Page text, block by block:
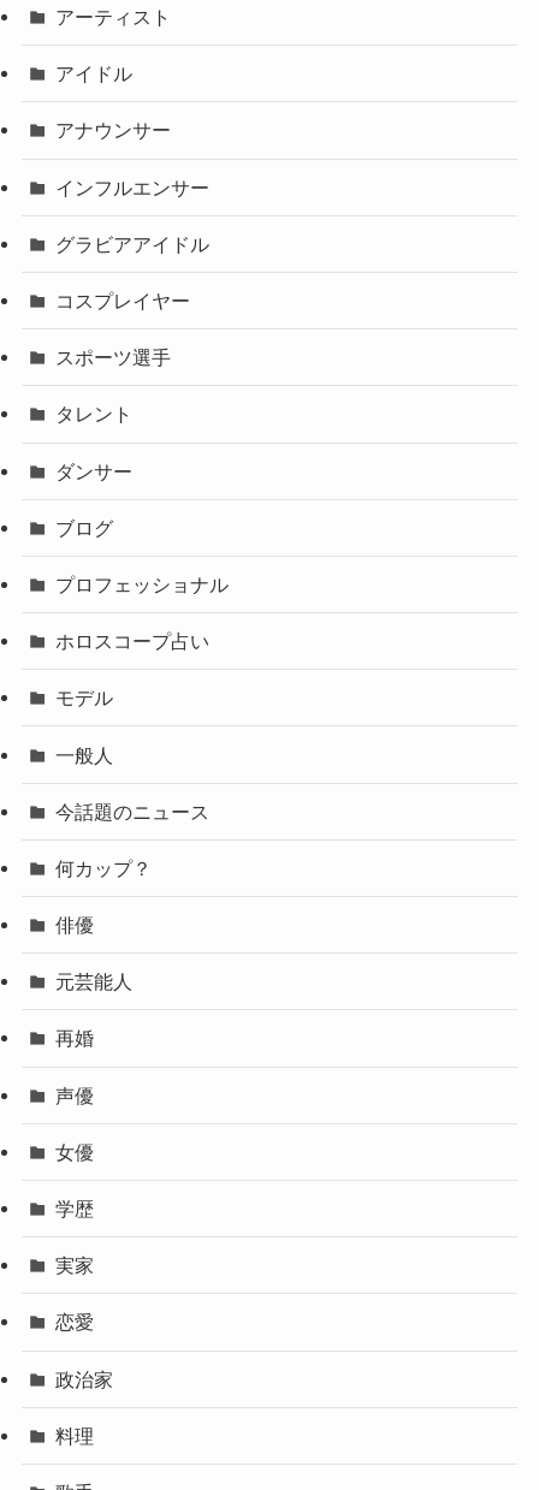
アーティスト
アイドル
アナウンサー
インフルエンサー
グラビアアイドル
コスプレイヤー
スポーツ選手
タレント
ダンサー
ブログ
プロフェッショナル
ホロスコープ占い
モデル
一般人
今話題のニュース
何カップ？
俳優
元芸能人
再婚
声優
女優
学歴
実家
恋愛
政治家
料理